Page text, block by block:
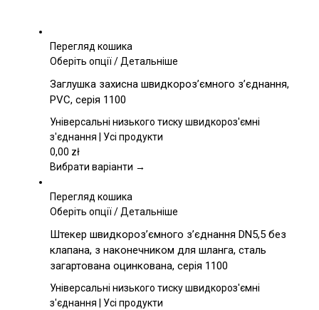
Перегляд кошика
Оберіть опціїЦей
має
кілька
варіантів.
Параметри
вибрати
сторінці
товару
/Детальніше
Заглушка захисна швидкороз’ємного з’єднання,
PVC, серія 1100
Універсальні низького тиску швидкороз'ємні
з'єднання | Усі продукти
0,00 zł
Вибрати варіанти →
Перегляд кошика
Оберіть опціїЦей
має
кілька
варіантів.
Параметри
можна
/Детальніше
Штекер швидкороз’ємного з’єднання DN5,5 без
клапана, з наконечником для шланга, сталь
загартована оцинкована, серія 1100
Універсальні низького тиску швидкороз'ємні
з'єднання | Усі продукти